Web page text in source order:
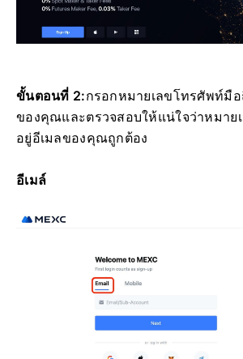
ขั้นตอนที่ 2:กรอกหมายเลขโทรศัพท์มื
ของคุณและตรวจสอบให้แน่ใจว่าหมาย
อยู่อีเมลของคุณถูกต้อง
อีเมล์